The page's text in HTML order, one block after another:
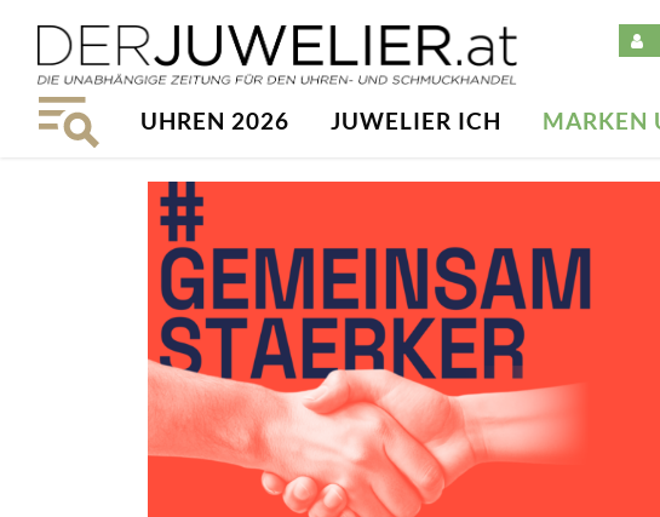
UHREN 2026 JUWELIER ICH MARKEN